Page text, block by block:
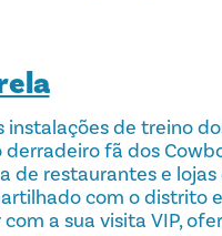
de treino
fã dos
restaurantes e lojas
com o distrito
a sua visita VIP,